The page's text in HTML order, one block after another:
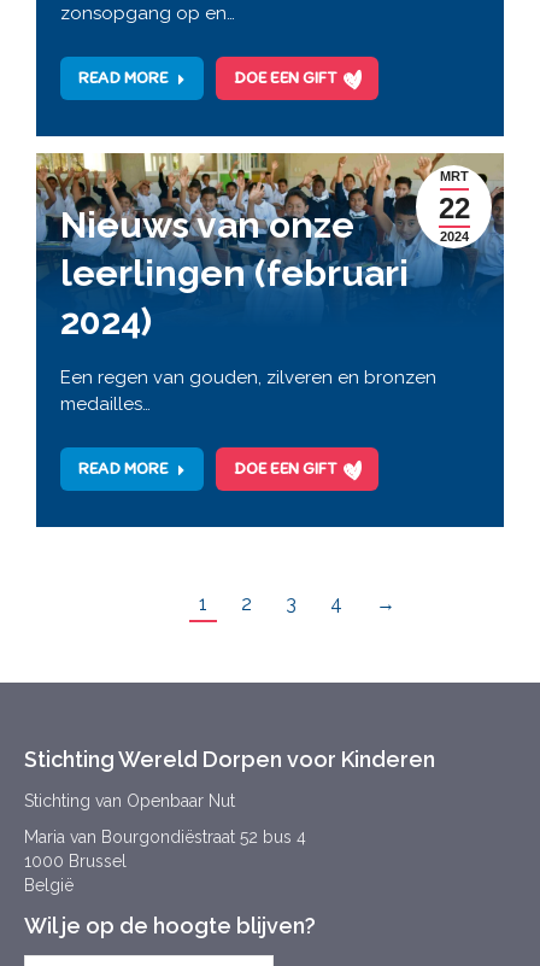
zonsopgang op en…
READ MORE DOE EEN GIFT
MRT
22
2024
Nieuws van onze
leerlingen (februari
2024)
Een regen van gouden, zilveren en bronzen
medailles…
READ MORE DOE EEN GIFT
1 2 3 4 →
Stichting Wereld Dorpen voor Kinderen
Stichting van Openbaar Nut
Maria van Bourgondiëstraat 52 bus 4
1000 Brussel
België
Wil je op de hoogte blijven?